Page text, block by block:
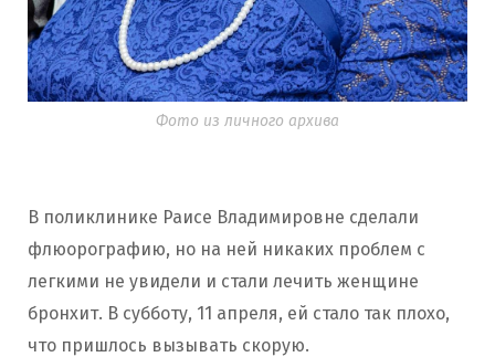
Фото из личного архива
В поликлинике Раисе Владимировне сделали
флюорографию, но на ней никаких проблем с
легкими не увидели и стали лечить женщине
бронхит. В субботу, 11 апреля, ей стало так плохо,
что пришлось вызывать скорую.